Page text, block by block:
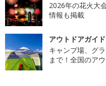
2026年の花火大
情報も掲載
アウトドアガイド
キャンプ場、グ
まで！全国のア